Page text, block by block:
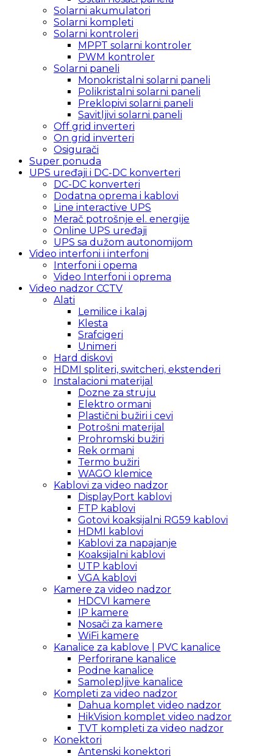
Solarni akumulatori
Solarni kompleti
Solarni kontroleri
MPPT solarni kontroler
PWM kontroler
Solarni paneli
Monokristalni solarni paneli
Polikristalni solarni paneli
Preklopivi solarni paneli
Savitljivi solarni paneli
Off grid inverteri
On grid inverteri
Osigurači
Super ponuda
UPS uređaji i DC-DC konverteri
DC-DC konverteri
Dodatna oprema i kablovi
Line interactive UPS
Merač potrošnje el. energije
Online UPS uređaji
UPS sa dužom autonomijom
Video interfoni i interfoni
Interfoni i opema
Video Interfoni i oprema
Video nadzor CCTV
Alati
Lemilice i kalaj
Klesta
Srafcigeri
Unimeri
Hard diskovi
HDMI spliteri, switcheri, ekstenderi
Instalacioni materijal
Dozne za struju
Elektro ormani
Plastični bužiri i cevi
Potrošni materijal
Prohromski bužiri
Rek ormani
Termo bužiri
WAGO klemice
Kablovi za video nadzor
DisplayPort kablovi
FTP kablovi
Gotovi koaksijalni RG59 kablovi
HDMI kablovi
Kablovi za napajanje
Koaksijalni kablovi
UTP kablovi
VGA kablovi
Kamere za video nadzor
HDCVI kamere
IP kamere
Nosači za kamere
WiFi kamere
Kanalice za kablove | PVC kanalice
Perforirane kanalice
Podne kanalice
Samolepljive kanalice
Kompleti za video nadzor
Dahua komplet video nadzor
HikVision komplet video nadzor
TVT kompleti za video nadzor
Konektori
Antenski konektori